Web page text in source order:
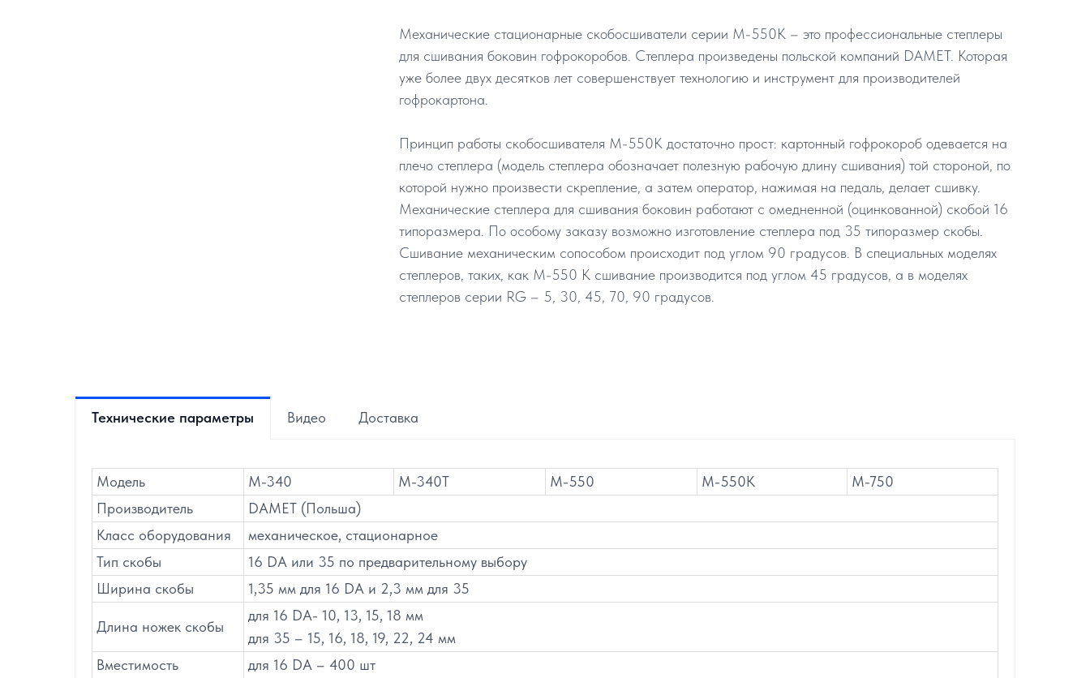
Механические стационарные скобосшиватели серии М-550К – это профессиональные степлеры
для сшивания боковин гофрокоробов. Степлера произведены польской компаний DAMET. Которая
уже более двух десятков лет совершенствует технологию и инструмент для производителей
гофрокартона.
Принцип работы скобосшивателя М-550К достаточно прост: картонный гофрокороб одевается на
плечо степлера (модель степлера обозначает полезную рабочую длину сшивания) той стороной, по
которой нужно произвести скрепление, а затем оператор, нажимая на педаль, делает сшивку.
Механические степлера для сшивания боковин работают с омедненной (оцинкованной) скобой 16
типоразмера. По особому заказу возможно изготовление степлера под 35 типоразмер скобы.
Сшивание механическим сопособом происходит под углом 90 градусов. В специальных моделях
степлеров, таких, как М-550 К сшивание производится под углом 45 градусов, а в моделях
степлеров серии RG – 5, 30, 45, 70, 90 градусов.
Технические параметры Видео Доставка
Модель М-340 М-340T М-550 М-550К
М-750
Производитель
DAMET (Польша)
Класс оборудования
механическое, стационарное
Тип скобы
16 DA или 35 по предварительному выбору
Ширина скобы
1,35 мм для 16 DA и 2,3 мм для 35
Длина ножек скобы
для 16 DA- 10, 13, 15, 18 мм
для 35 – 15, 16, 18, 19, 22, 24 мм
Вместимость
для 16 DA – 400 шт